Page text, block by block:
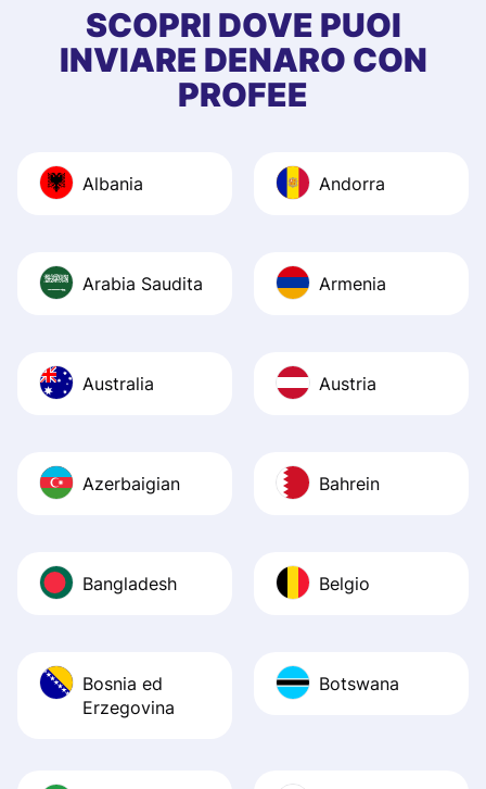
first started
app, and they
quick to provide
Recommend it!
SCOPRI DOVE PUOI
INVIARE DENARO CON
PROFEE
Albania Andorra
Arabia Saudita Armenia
Australia Austria
Azerbaigian Bahrein
Bangladesh Belgio
Bosnia ed
Erzegovina
Botswana